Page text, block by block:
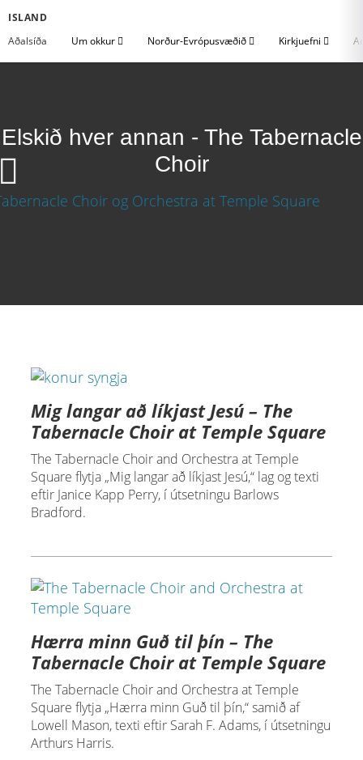
ISLAND
Aðalsíða
Um okkur Norður-Evrópusvæðið Kirkjuefni
Elskið hver annan - The Tabernacle
Choir
Mig langar að líkjast Jesú – The
Tabernacle Choir at Temple Square
The Tabernacle Choir and Orchestra at Temple
Square flytja „Mig langar að líkjast Jesú,“ lag og texti
eftir Janice Kapp Perry, í útsetningu Barlows
Bradford.
Hærra minn Guð til þín – The
Tabernacle Choir at Temple Square
The Tabernacle Choir and Orchestra at Temple
Square flytja „Hærra minn Guð til þín,“ samið af
Lowell Mason, texti eftir Sarah F. Adams, í útsetningu
Arthurs Harris.